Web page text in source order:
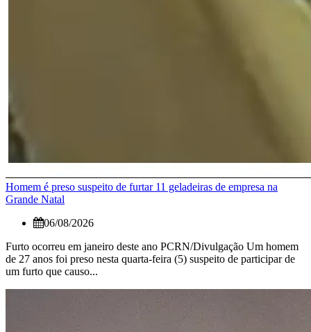
Homem é preso suspeito de furtar 11 geladeiras de empresa na
Grande Natal
06/08/2026
Furto ocorreu em janeiro deste ano PCRN/Divulgação Um homem
de 27 anos foi preso nesta quarta-feira (5) suspeito de participar de
um furto que causo...